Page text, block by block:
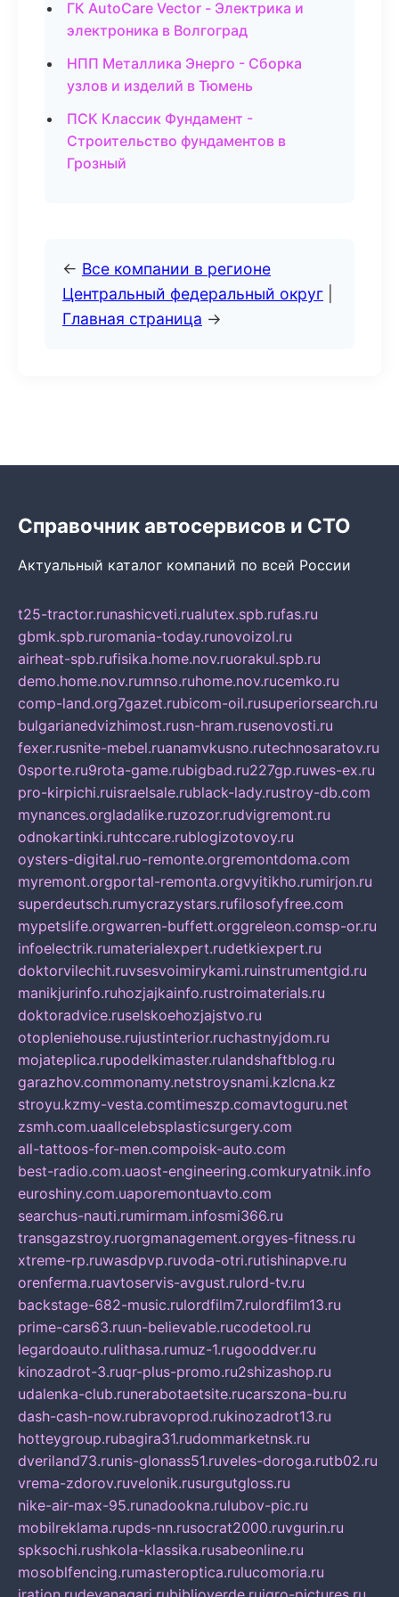
ГК AutoCare Vector - Электрика и
электроника в Волгоград
НПП Металлика Энерго - Сборка
узлов и изделий в Тюмень
ПСК Классик Фундамент -
Строительство фундаментов в
Грозный
← Все компании в регионе
Центральный федеральный округ
Главная страница →
Справочник автосервисов и СТО
Актуальный каталог компаний по всей России
t25-tractor.runashicveti.rualutex.spb.rufas.ru
gbmk.spb.ruromania-today.runovoizol.ru
airheat-spb.rufisika.home.nov.ruorakul.spb.ru
demo.home.nov.rumnso.ruhome.nov.rucemko.ru
comp-land.org7gazet.rubicom-oil.rusuperiorsearch.ru
bulgarianedvizhimost.rusn-hram.rusenovosti.ru
fexer.rusnite-mebel.ruanamvkusno.rutechnosaratov.ru
0sporte.ru9rota-game.rubigbad.ru227gp.ruwes-ex.ru
pro-kirpichi.ruisraelsale.rublack-lady.rustroy-db.com
mynances.orgladalike.ruzozor.rudvigremont.ru
odnokartinki.ruhtccare.rublogizotovoy.ru
oysters-digital.ruo-remonte.orgremontdoma.com
myremont.orgportal-remonta.orgvyitikho.rumirjon.ru
superdeutsch.rumycrazystars.rufilosofyfree.com
mypetslife.orgwarren-buffett.orggreleon.comsp-or.ru
infoelectrik.rumaterialexpert.rudetkiexpert.ru
doktorvilechit.ruvsesvoimirykami.ruinstrumentgid.ru
manikjurinfo.ruhozjajkainfo.rustroimaterials.ru
doktoradvice.ruselskoehozjajstvo.ru
otopleniehouse.rujustinterior.ruchastnyjdom.ru
mojateplica.rupodelkimaster.rulandshaftblog.ru
garazhov.commonamy.netstroysnami.kzlcna.kz
stroyu.kzmy-vesta.comtimeszp.comavtoguru.net
zsmh.com.uaallcelebsplasticsurgery.com
all-tattoos-for-men.compoisk-auto.com
best-radio.com.uaost-engineering.comkuryatnik.info
euroshiny.com.uaporemontuavto.com
searchus-nauti.rumirmam.infosmi366.ru
transgazstroy.ruorgmanagement.orgyes-fitness.ru
xtreme-rp.ruwasdpvp.ruvoda-otri.rutishinapve.ru
orenferma.ruavtoservis-avgust.rulord-tv.ru
backstage-682-music.rulordfilm7.rulordfilm13.ru
prime-cars63.ruun-believable.rucodetool.ru
legardoauto.rulithasa.rumuz-1.rugooddver.ru
kinozadrot-3.ruqr-plus-promo.ru2shizashop.ru
udalenka-club.runerabotaetsite.rucarszona-bu.ru
dash-cash-now.rubravoprod.rukinozadrot13.ru
hotteygroup.rubagira31.rudommarketnsk.ru
dveriland73.runis-glonass51.ruveles-doroga.rutb02.ru
vrema-zdorov.ruvelonik.rusurgutgloss.ru
nike-air-max-95.runadookna.rulubov-pic.ru
mobilreklama.rupds-nn.rusocrat2000.ruvgurin.ru
spksochi.rushkola-klassika.rusabeonline.ru
mosoblfencing.rumasteroptica.rulucomoria.ru